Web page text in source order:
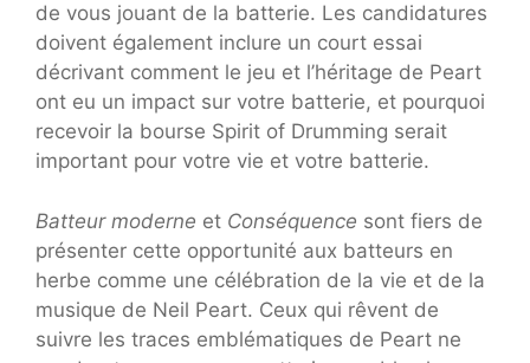
de vous jouant de la batterie. Les candidatures
doivent également inclure un court essai
décrivant comment le jeu et l’héritage de Peart
ont eu un impact sur votre batterie, et pourquoi
recevoir la bourse Spirit of Drumming serait
important pour votre vie et votre batterie.
Batteur moderne et Conséquence sont fiers de
présenter cette opportunité aux batteurs en
herbe comme une célébration de la vie et de la
musique de Neil Peart. Ceux qui rêvent de
suivre les traces emblématiques de Peart ne